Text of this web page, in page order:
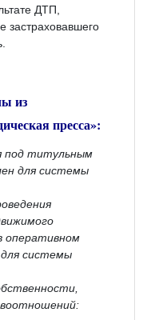
ДТП,
застраховавшего
из
пресса»:
под титульным
для системы
оперативном
системы